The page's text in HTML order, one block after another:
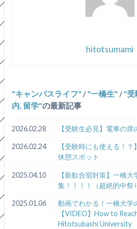
hitotsumami
キャンパスライフ / 一橋生 / 受
内, 留学 の最新記事
2026.02.28 【受験生必見】電車の
2026.02.24
【受験時にも使える！
休憩スポット
2025.04.10
【新歓合宿対策】一橋大
集！！！！（超絶的中祭
2025.01.06
動画でわかる！一橋大
【VIDEO】How to
Hitotsubashi University